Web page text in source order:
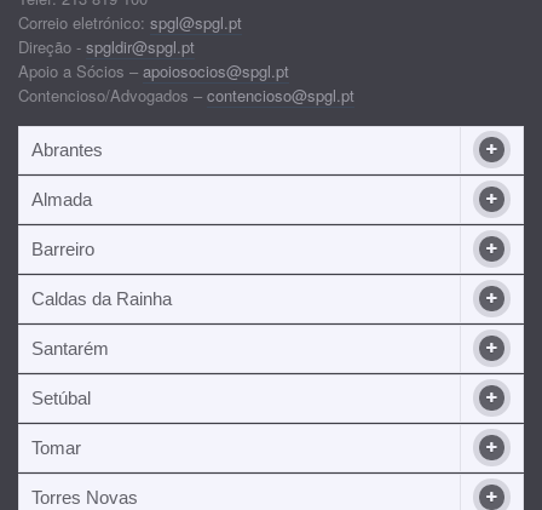
Correio eletrónico: spgl@spgl.pt
Direção - spgldir@spgl.pt
Apoio a Sócios – apoiosocios@spgl.pt
Contencioso/Advogados – contencioso@spgl.pt
Abrantes
Almada
Barreiro
Caldas da Rainha
Santarém
Setúbal
Tomar
Torres Novas